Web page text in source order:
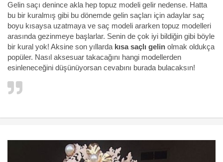
Gelin saçı denince akla hep topuz modeli gelir nedense. Hatta
bu bir kuralmış gibi bu dönemde gelin saçları için adaylar saç
boyu kısaysa uzatmaya ve saç modeli ararken topuz modelleri
arasında gezinmeye başlarlar. Senin de çok iyi bildiğin gibi böyle
bir kural yok! Aksine son yıllarda kısa saçlı gelin olmak oldukça
popüler. Nasıl aksesuar takacağını hangi modellerden
esinleneceğini düşünüyorsan cevabını burada bulacaksın!